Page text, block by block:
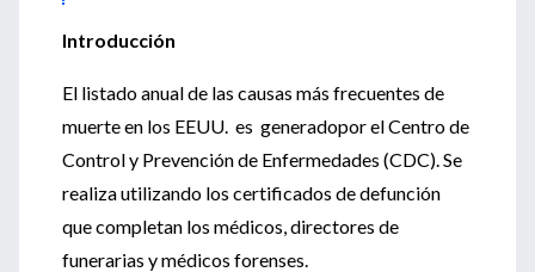
Introducción
El listado anual de las causas más frecuentes de
muerte en los EEUU. es generadopor el Centro de
Control y Prevención de Enfermedades (CDC). Se
realiza utilizando los certificados de defunción
que completan los médicos, directores de
funerarias y médicos forenses.